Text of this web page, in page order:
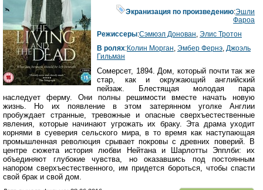
Экранизация по произведению:Эшли
Фароа
Режиссеры:Сэмюэл Донован, Элис Тротон
В ролях:Колин Морган, Эмбер Фернэ, Джоэль
Гильман
Сомерсет, 1894. Дом, который почти так же
стар, как и окружающий английский
пейзаж. Блестящая молодая пара
наследует ферму. Они полны решимости вместе начать новую
жизнь. Но их появление в этом затерянном уголке Англии
пробуждает странные, тревожные и опасные сверхъестественные
явления, которые начинают угрожать их браку. Эта драма уходит
корнями в суеверия сельского мира, в то время как наступающая
промышленная революция срывает покровы с древних поверий. В
центре сюжета история любви Нейтана и Шарлотты Эпплби: их
объединяют глубокие чувства, но оказавшись под постоянным
напором сверхъестественного, им придется бороться, чтобы спасти
свой брак и свой дом.